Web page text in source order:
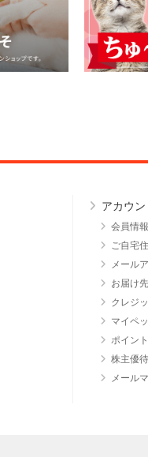
アカウ
会員情
ご自宅
メール
お届け
クレジ
マイペ
ポイン
株主優
メール